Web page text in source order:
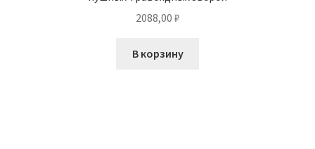
2088,00 ₽
В корзину